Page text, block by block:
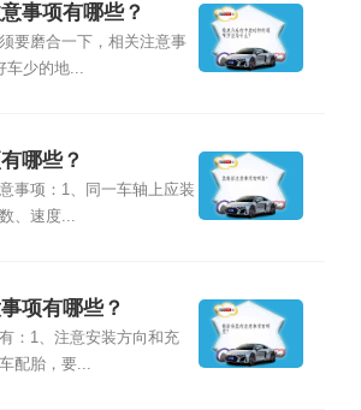
事项有哪些？
要磨合一下，相关注意事
车少的地...
哪些？
事项：1、同一车轴上应装
、速度...
项有哪些？
：1、注意安装方向和充
配胎，要...